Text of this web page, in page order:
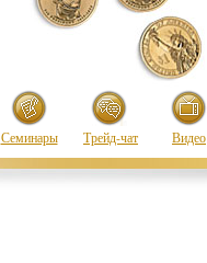
Семинары Трейд-чат Видео